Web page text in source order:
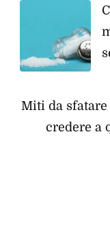
Miti da sfatare
credere a